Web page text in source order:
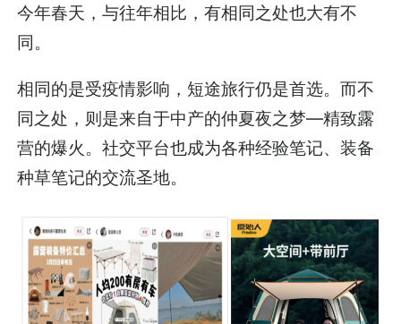
今年春天，与往年相比，有相同之处也大有不
同。
相同的是受疫情影响，短途旅行仍是首选。而不
同之处，则是来自于中产的仲夏夜之梦—精致露
营的爆火。社交平台也成为各种经验笔记、装备
种草笔记的交流圣地。